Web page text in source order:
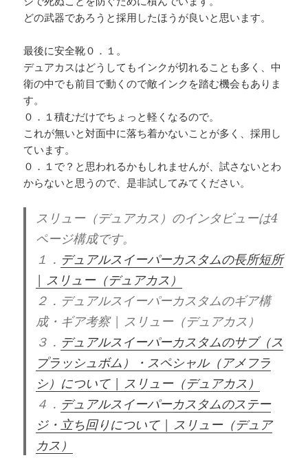
どの武器であろうと採用したほうが良いと思います。
最後に安全靴０．１。
デュアカスはどうしてもインクが切れることも多く、中
衛の中でも前目で動くので敵インクを踏む機会もありま
す。
０．１積むだけでちょっと軽くなるので。
これが無いと対面中に落ち着かないことが多く、採用し
ています。
０．１で？と思われるかもしれませんが、試さないとわ
からないと思うので、是非試してみてください。
スリュー（デュアカス）のインタビューは4
ページ構成です。
１． デュアルスイーパーカスタムの長所短所
| スリュー（デュアカス）
２．デュアルスイーパーカスタムのギア構
成・ギア考察 | スリュー（デュアカス）
３． デュアルスイーパーカスタムのサブ（ス
プラッシュボム）・スペシャル（アメフラ
シ）について | スリュー（デュアカス）
４． デュアルスイーパーカスタムのステー
ジ・立ち回りについて | スリュー（デュア
カス）